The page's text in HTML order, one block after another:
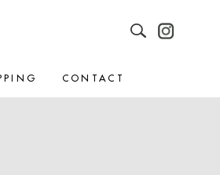
CONTACT